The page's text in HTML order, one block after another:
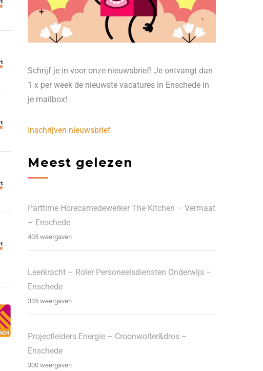
Schrijf je in voor onze nieuwsbrief! Je ontvangt dan
1 x per week de nieuwste vacatures in Enschede in
je mailbox!
Inschrijven nieuwsbrief
Meest gelezen
Parttime Horecamedewerker The Kitchen – Vermaat
– Enschede
405 weergaven
Leerkracht – Roler Personeelsdiensten Onderwijs –
Enschede
335 weergaven
Projectleiders Energie – Croonwolter&dros –
Enschede
300 weergaven